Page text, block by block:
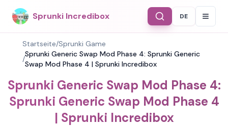
Sprunki Incredibox Select
DE
Startseite/Sprunki Game
/
Sprunki Generic Swap Mod Phase 4: Sprunki Generic
Swap Mod Phase 4 | Sprunki Incredibox
Sprunki Generic Swap Mod Phase 4:
Sprunki Generic Swap Mod Phase 4
| Sprunki Incredibox